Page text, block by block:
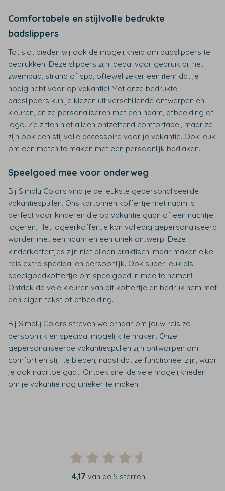
Comfortabele en stijlvolle bedrukte
badslippers
Tot slot bieden wij ook de mogelijkheid om badslippers te
bedrukken. Deze slippers zijn ideaal voor gebruik bij het
zwembad, strand of spa, oftewel zeker een item dat je
nodig hebt voor op vakantie! Met onze bedrukte
badslippers kun je kiezen uit verschillende ontwerpen en
kleuren, en ze personaliseren met een naam, afbeelding of
logo. Ze zitten niet alleen ontzettend comfortabel, maar ze
zijn ook een stijlvolle accessoire voor je vakantie. Ook leuk
om een match te maken met een persoonlijk badlaken.
Speelgoed mee voor onderweg
Bij Simply Colors vind je de leukste gepersonaliseerde
vakantiespullen. Ons kartonnen koffertje met naam is
perfect voor kinderen die op vakantie gaan of een nachtje
logeren. Het logeerkoffertje kan volledig gepersonaliseerd
worden met een naam en een uniek ontwerp. Deze
kinderkoffertjes zijn niet alleen praktisch, maar maken elke
reis extra speciaal en persoonlijk. Ook super leuk als
speelgoedkoffertje om speelgoed in mee te nemen!
Ontdek de vele kleuren van dit koffertje en bedruk hem met
een eigen tekst of afbeelding.
Bij Simply Colors streven we ernaar om jouw reis zo
persoonlijk en speciaal mogelijk te maken. Onze
gepersonaliseerde vakantiespullen zijn ontworpen om
comfort en stijl te bieden, naast dat ze functioneel zijn, waar
je ook naartoe gaat. Ontdek snel de vele mogelijkheden
om je vakantie nog unieker te maken!
4,17 van de 5 sterren